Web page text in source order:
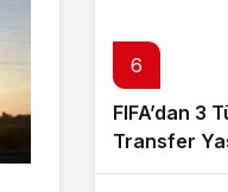
6
FIFA’dan 3
Transfer